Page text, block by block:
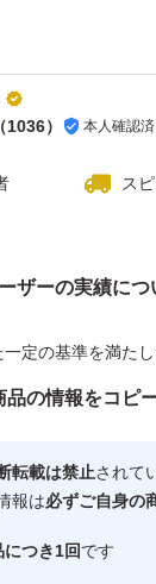
（1036） 本人確認済
ス
ザーの実績につ
定の基準を満た
心・安全
品の情報をコピ
転載は禁止されて
報は必ずご自身の
につき1回です
人にオススメ